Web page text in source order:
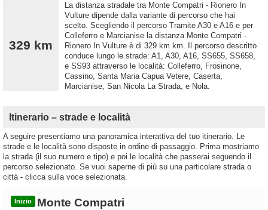
329 km
La distanza stradale tra Monte Compatri - Rionero In
Vulture dipende dalla variante di percorso che hai
scelto. Scegliendo il percorso Tramite A30 e A16 e per
Colleferro e Marcianise la distanza Monte Compatri -
Rionero In Vulture è di 329 km km. Il percorso descritto
conduce lungo le strade: A1, A30, A16, SS655, SS658,
e SS93 attraverso le località: Colleferro, Frosinone,
Cassino, Santa Maria Capua Vetere, Caserta,
Marcianise, San Nicola La Strada, e Nola.
Itinerario – strade e località
A seguire presentiamo una panoramica interattiva del tuo itinerario. Le
strade e le località sono disposte in ordine di passaggio. Prima mostriamo
la strada (il suo numero e tipo) e poi le località che passerai seguendo il
percorso selezionato. Se vuoi saperne di più su una particolare strada o
città - clicca sulla voce selezionata.
Inizio Monte Compatri